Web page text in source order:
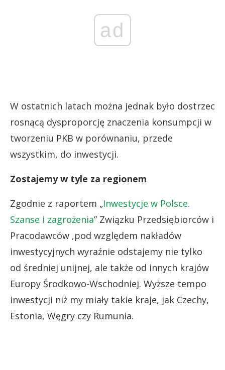
ad
W ostatnich latach można jednak było dostrzec
rosnącą dysproporcję znaczenia konsumpcji w
tworzeniu PKB w porównaniu, przede
wszystkim, do inwestycji.
Zostajemy w tyle za regionem
Zgodnie z raportem „Inwestycje w Polsce.
Szanse i zagrożenia” Związku Przedsiębiorców i
Pracodawców ,pod względem nakładów
inwestycyjnych wyraźnie odstajemy nie tylko
od średniej unijnej, ale także od innych krajów
Europy Środkowo-Wschodniej. Wyższe tempo
inwestycji niż my miały takie kraje, jak Czechy,
Estonia, Węgry czy Rumunia.